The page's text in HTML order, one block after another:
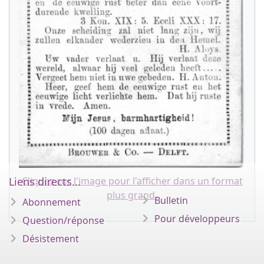
Cliquez sur l'image pour l'afficher dans un format
plus grand.
Liens directs...
Abonnement
Question/réponse
Désistement
Bulletin
Pour développeurs